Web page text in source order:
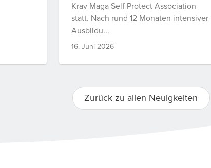
Krav Maga Self Protect Association
statt. Nach rund 12 Monaten intensiver
Ausbildu...
16. Juni 2026
Zurück zu allen Neuigkeiten